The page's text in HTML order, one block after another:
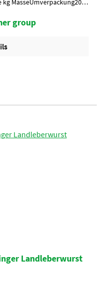
group
Landleberwurst